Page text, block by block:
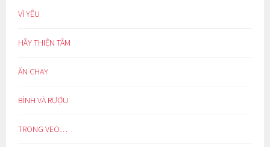
VÌ YÊU
HÃY THIỆN TÂM
ĂN CHAY
BÌNH VÀ RƯỢU
TRONG VEO…